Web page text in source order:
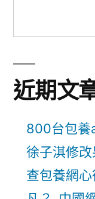
近期文
800台包養
徐子淇修改
查包養網